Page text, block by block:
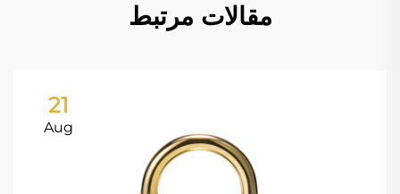
مقالات مرتبط
21
Aug